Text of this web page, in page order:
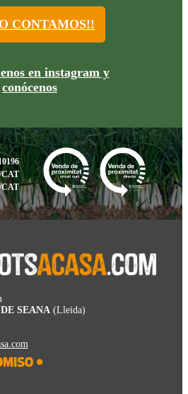
CONTAMOS!!
en instagram y
conócenos
CAT
CAT
SEANA (Lleida)